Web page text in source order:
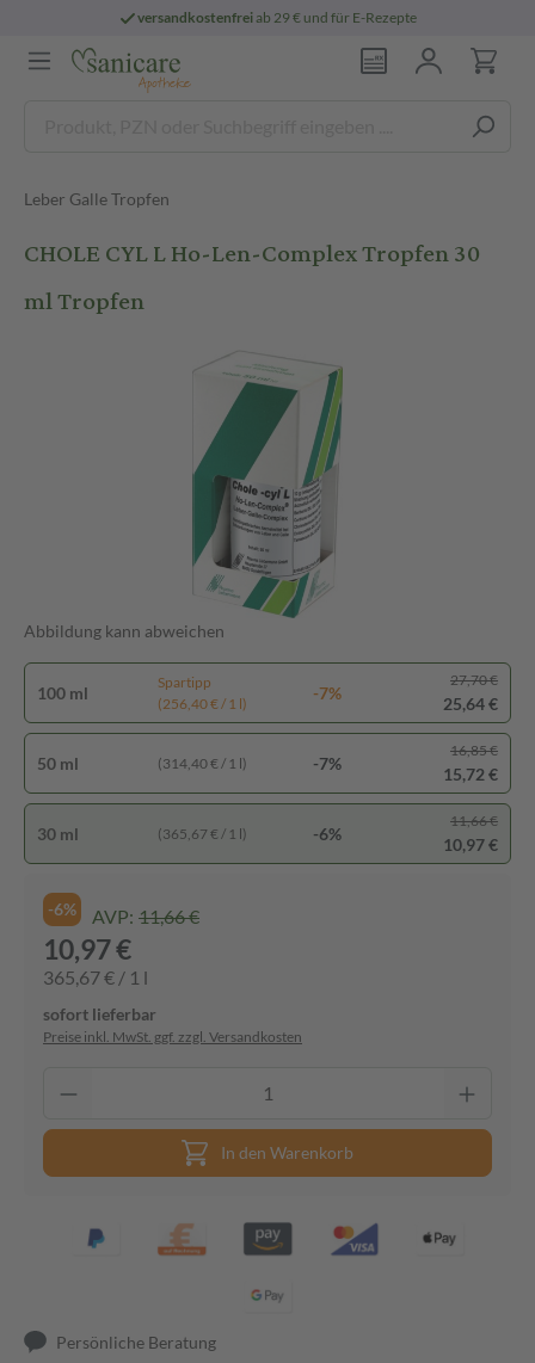
versandkostenfreiab 29 € und für E-Rezepte
Leber Galle Tropfen
CHOLE CYL L Ho-Len-Complex Tropfen 30
ml Tropfen
Abbildung kann abweichen
100 ml
Spartipp
(256,40 € / 1 l)
-7%
27,70 €
25,64 €
50 ml (314,40 € / 1 l) -7%
16,85 €
15,72 €
30 ml (365,67 € / 1 l) -6%
11,66 €
10,97 €
-6% AVP: 11,66 €
10,97 €
365,67 € / 1 l
sofort lieferbar
Preise inkl. MwSt. ggf. zzgl. Versandkosten
In den Warenkorb
Persönliche Beratung